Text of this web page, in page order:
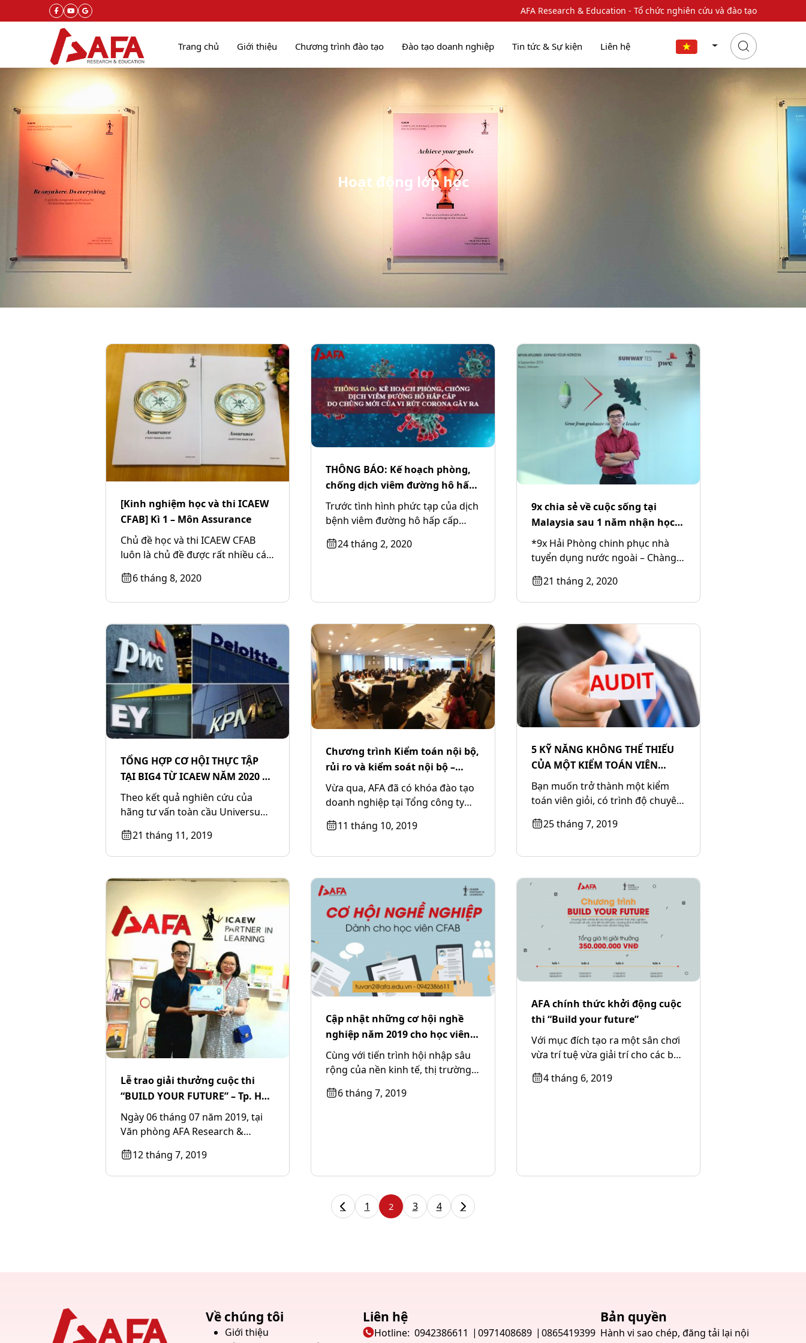
AFA Research & Education - Tổ chức nghiên cứu và đào tạo
Trang chủ Giới thiệu Chương trình đào tạo Đào tạo doanh nghiệp Tin tức & Sự kiện Liên hệ
Hoạt động lớp học
[Kinh nghiệm học và thi ICAEW
CFAB] Kì 1 – Môn Assurance
Chủ đề học và thi ICAEW CFAB
luôn là chủ đề được rất nhiều các
6 tháng 8, 2020
THÔNG BÁO: Kế hoạch phòng,
chống dịch viêm đường hô hấp
cấp do chủng mới của vi rút
Corona gây ra
Trước tình hình phức tạp của dịch
bệnh viêm đường hô hấp cấp
& Education...
24 tháng 2, 2020
9x chia sẻ về cuộc sống tại
Malaysia sau 1 năm nhận học
bổng từ ICAEW, STES và PwC
*9x Hải Phòng chinh phục nhà
tuyển dụng nước ngoài – Chàng
đổi gì...
21 tháng 2, 2020
TỔNG HỢP CƠ HỘI THỰC TẬP
TẠI BIG4 TỪ ICAEW NĂM 2020 –
DÀNH CHO CÁC BẠN SINH VIÊN
Theo kết quả nghiên cứu của
hãng tư vấn toàn cầu Universum,
4 công ty kiểm toán E&Y, Deloitte,
KPMG...
21 tháng 11, 2019
Chương trình Kiểm toán nội bộ,
rủi ro và kiểm soát nội bộ –
Tổng công ty thăm dò khai thác
dầu khí (PVEP)
Vừa qua, AFA đã có khóa đào tạo
doanh nghiệp tại Tổng công ty
11 tháng 10, 2019
5 KỸ NĂNG KHÔNG THỂ THIẾU
CỦA MỘT KIỂM TOÁN VIÊN
CHUYÊN NGHIỆP
Bạn muốn trở thành một kiểm
toán viên giỏi, có trình độ chuyên
25 tháng 7, 2019
Lễ trao giải thưởng cuộc thi
“BUILD YOUR FUTURE” – Tp. Hà
Nội
Ngày 06 tháng 07 năm 2019, tại
Văn phòng AFA Research &
Education Tp. Hà Nội đã diễn ra
lễ...12 tháng 7, 2019
Cập nhật những cơ hội nghề
nghiệp năm 2019 cho học viên
ICAEW CFAB
Cùng với tiến trình hội nhập sâu
rộng của nền kinh tế, thị trường
6 tháng 7, 2019
AFA chính thức khởi động cuộc
thi “Build your future”
Với mục đích tạo ra một sân chơi
vừa trí tuệ vừa giải trí cho các bạn
trẻ đồng thời...
4 tháng 6, 2019
1 2 3 4
Về chúng tôi
Giới thiệu
Liên hệ
Hotline: 0942386611 0971408689 0865419399
Bản quyền
Hành vi sao chép, đăng tải lại nội